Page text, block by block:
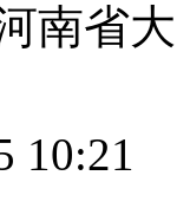
南省
10:21